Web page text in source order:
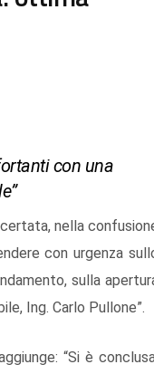
con una
nella
con urgenza
sulla
Ing. Carlo Pullone”.
“Si è